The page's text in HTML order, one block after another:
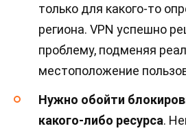
только для какого-то
региона. VPN успешно
проблему, подменяя
местоположение
Нужно обойти
какого-либо ресурса.